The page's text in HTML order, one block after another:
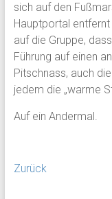
sich auf den
Hauptportal
auf die Gruppe,
Führung auf einen
Pitschnass, auch
jedem die „warme
Auf ein Andermal.
Zurück